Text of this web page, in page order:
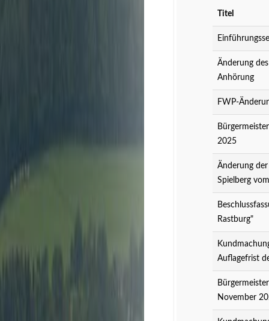
Titel
Änderung
Anhörung
FWP-
2025
Änderung
Spielberg
Rastburg"
Auflagefrist
November